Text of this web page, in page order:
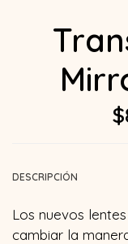
DESCRIPCIÓN
Los nuevos
cambiar la